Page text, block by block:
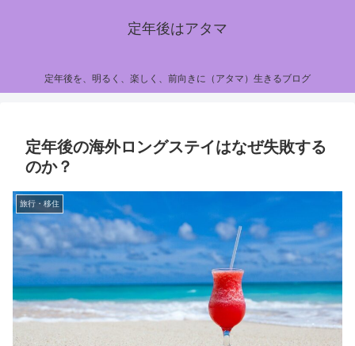
定年後はアタマ
定年後を、明るく、楽しく、前向きに（アタマ）生きるブログ
定年後の海外ロングステイはなぜ失敗する
のか？
旅行・移住